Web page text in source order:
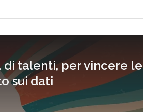
di talenti, per vincere le
sui dati